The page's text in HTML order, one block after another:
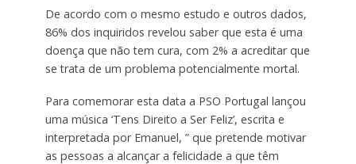
De acordo com o mesmo estudo e outros dados,
86% dos inquiridos revelou saber que esta é uma
doença que não tem cura, com 2% a acreditar que
se trata de um problema potencialmente mortal.
Para comemorar esta data a PSO Portugal lançou
uma música ‘Tens Direito a Ser Feliz’, escrita e
interpretada por Emanuel, ” que pretende motivar
as pessoas a alcançar a felicidade a que têm